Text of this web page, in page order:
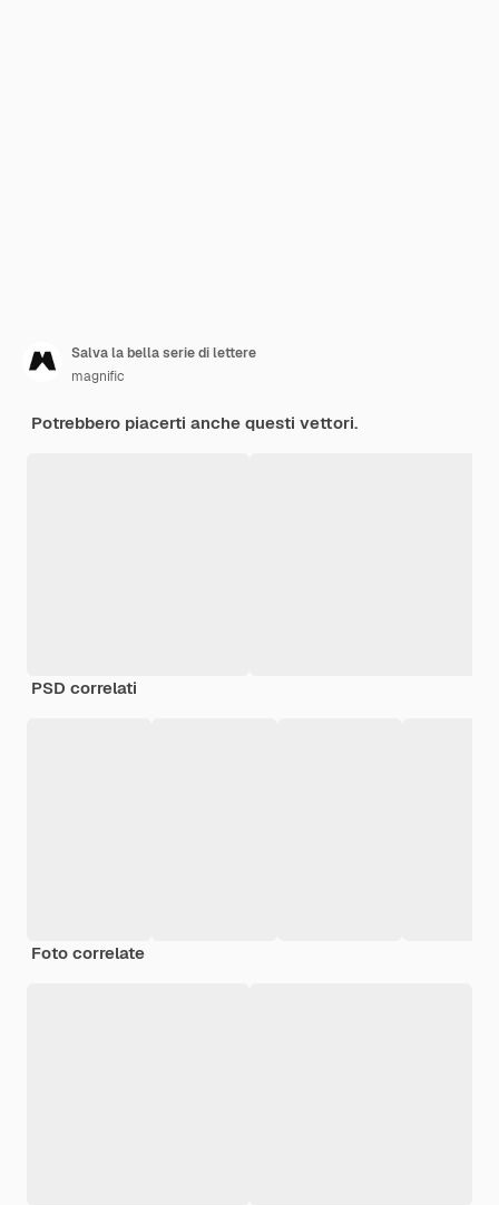
Salva la bella serie di lettere
magnific
Potrebbero piacerti anche questi vettori.
PSD correlati
Foto correlate